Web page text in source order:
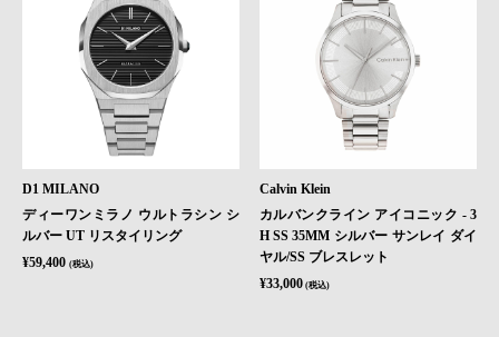
D1 MILANO
ディーワンミラノ ウルトラシン シ
ルバー UT リスタイリング
¥59,400 (税込)
Calvin Klein
カルバンクライン アイコニック - 3
H SS 35MM シルバー サンレイ ダイ
ヤル/SS ブレスレット
¥33,000 (税込)